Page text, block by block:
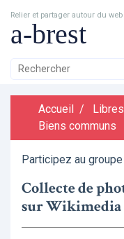
Relier et partager autour du web
a-brest
Accueil /
Biens communs
Participez au
Collecte de
sur Wikimedia